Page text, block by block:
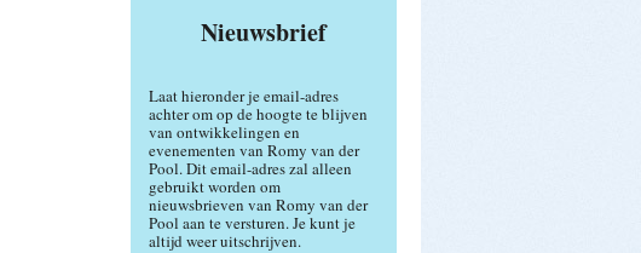
Nieuwsbrief
Laat hieronder je email-adres
achter om op de hoogte te blijven
van ontwikkelingen en
evenementen van Romy van der
Pool. Dit email-adres zal alleen
gebruikt worden om
nieuwsbrieven van Romy van der
Pool aan te versturen. Je kunt je
altijd weer uitschrijven.